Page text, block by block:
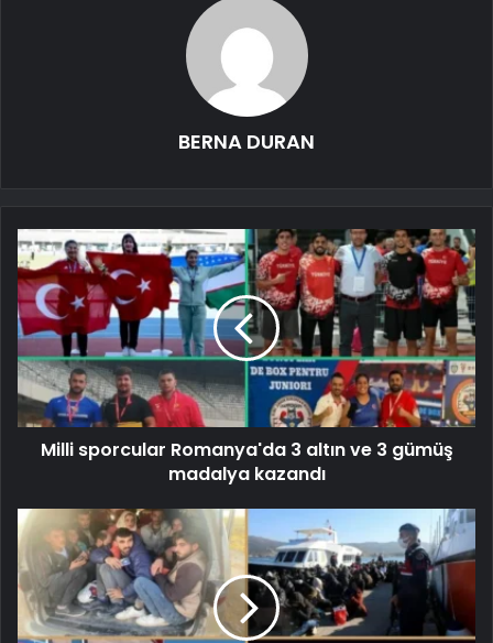
BERNA DURAN
Milli sporcular Romanya'da 3 altın ve 3 gümüş
madalya kazandı